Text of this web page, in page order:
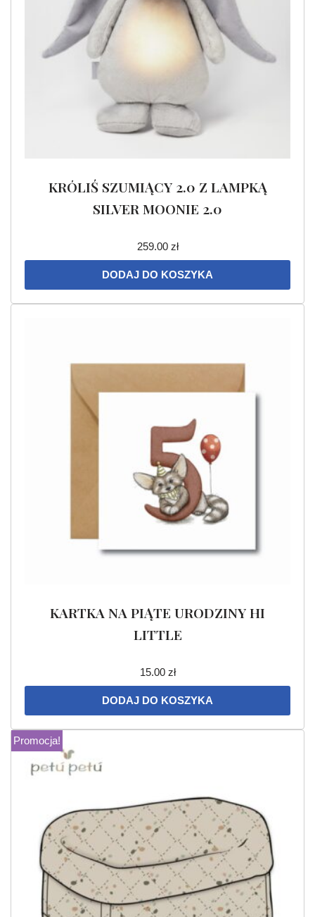
KRÓLIŚ SZUMIĄCY 2.0 Z LAMPKĄ
SILVER MOONIE 2.0
259.00 zł
DODAJ DO KOSZYKA
KARTKA NA PIĄTE URODZINY HI
LITTLE
15.00 zł
DODAJ DO KOSZYKA
Promocja!